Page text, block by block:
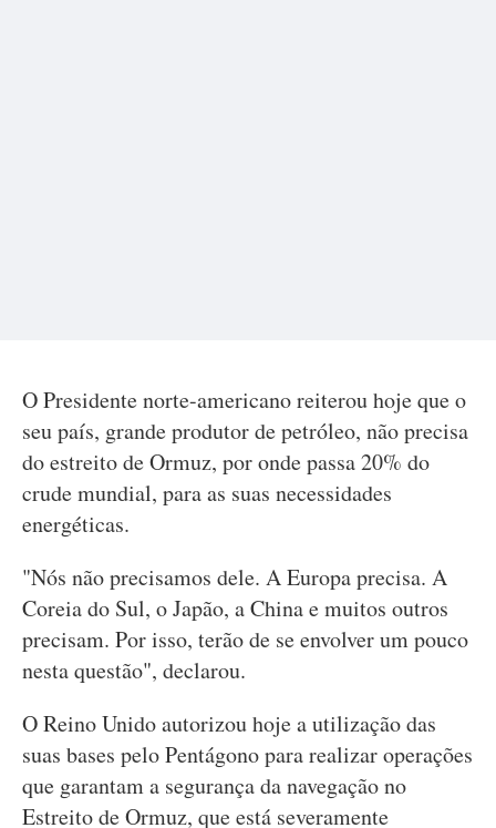
O Presidente norte-americano reiterou hoje que o
seu país, grande produtor de petróleo, não precisa
do estreito de Ormuz, por onde passa 20% do
crude mundial, para as suas necessidades
energéticas.
"Nós não precisamos dele. A Europa precisa. A
Coreia do Sul, o Japão, a China e muitos outros
precisam. Por isso, terão de se envolver um pouco
nesta questão", declarou.
O Reino Unido autorizou hoje a utilização das
suas bases pelo Pentágono para realizar operações
que garantam a segurança da navegação no
Estreito de Ormuz, que está severamente